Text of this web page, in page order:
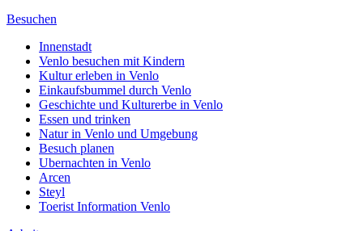
Besuchen
Innenstadt
Venlo besuchen mit Kindern
Kultur erleben in Venlo
Einkaufsbummel durch Venlo
Geschichte und Kulturerbe in Venlo
Essen und trinken
Natur in Venlo und Umgebung
Besuch planen
Ubernachten in Venlo
Arcen
Steyl
Toerist Information Venlo